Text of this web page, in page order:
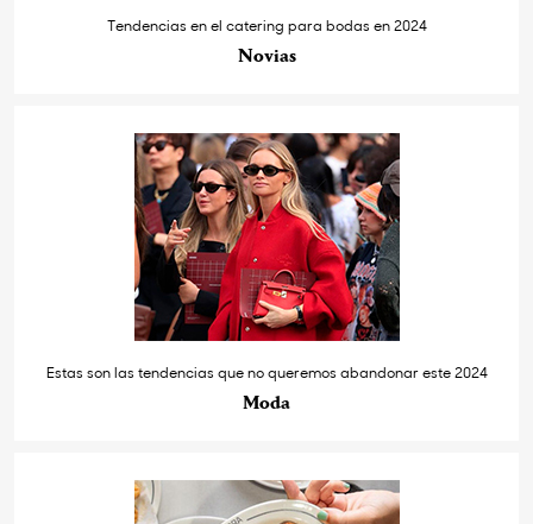
Tendencias en el catering para bodas en 2024
Novias
Estas son las tendencias que no queremos abandonar este 2024
Moda